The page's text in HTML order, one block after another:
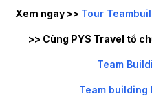
Xem ngay >> Tour
>> Cùng PYS Travel tổ
Team
Team building